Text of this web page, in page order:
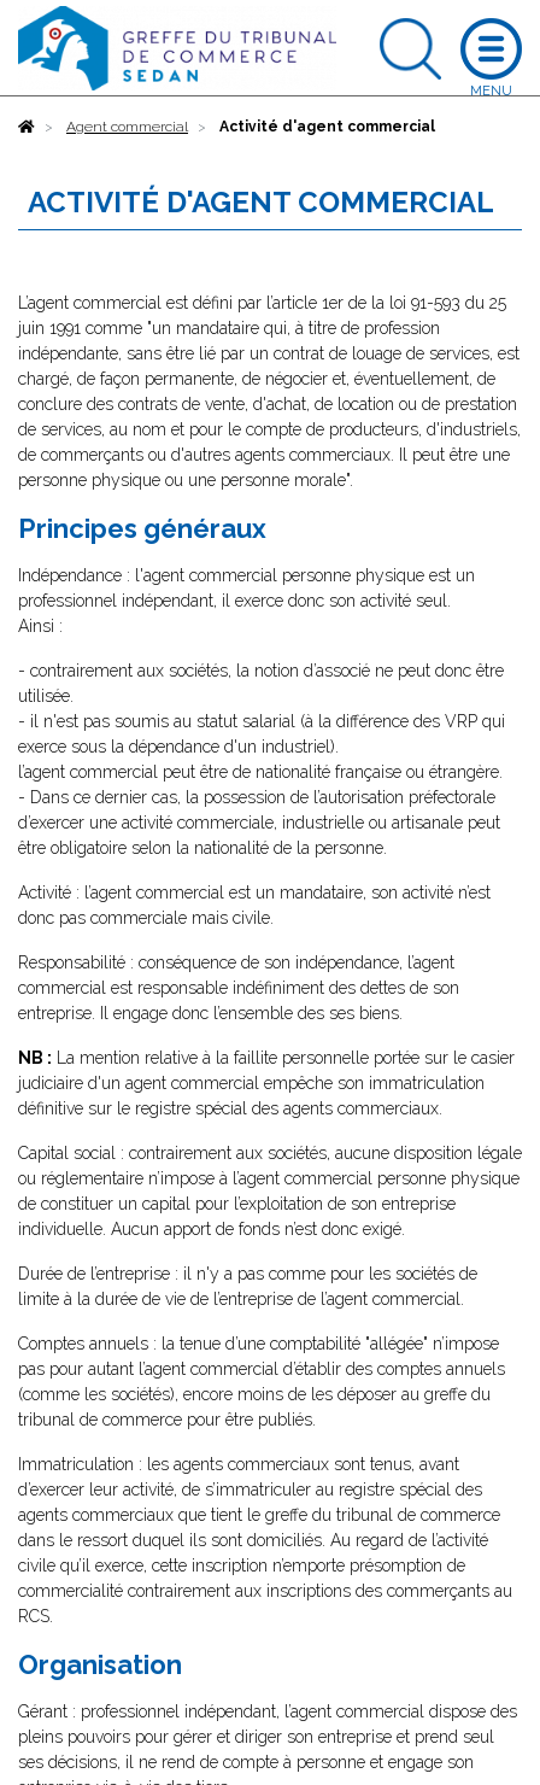
AccueilAgent commercial Activité d'agent commercial
ACTIVITÉ D'AGENT COMMERCIAL
L’agent commercial est défini par l’article 1er de la loi 91-593 du 25
juin 1991 comme "un mandataire qui, à titre de profession
indépendante, sans être lié par un contrat de louage de services, est
chargé, de façon permanente, de négocier et, éventuellement, de
conclure des contrats de vente, d'achat, de location ou de prestation
de services, au nom et pour le compte de producteurs, d'industriels,
de commerçants ou d'autres agents commerciaux. Il peut être une
personne physique ou une personne morale".
Principes généraux
Indépendance : l'agent commercial personne physique est un
professionnel indépendant, il exerce donc son activité seul.
Ainsi :
- contrairement aux sociétés, la notion d’associé ne peut donc être
utilisée.
- il n'est pas soumis au statut salarial (à la différence des VRP qui
exerce sous la dépendance d'un industriel).
l’agent commercial peut être de nationalité française ou étrangère.
- Dans ce dernier cas, la possession de l’autorisation préfectorale
d’exercer une activité commerciale, industrielle ou artisanale peut
être obligatoire selon la nationalité de la personne.
Activité : l’agent commercial est un mandataire, son activité n’est
donc pas commerciale mais civile.
Responsabilité : conséquence de son indépendance, l’agent
commercial est responsable indéfiniment des dettes de son
entreprise. Il engage donc l’ensemble des ses biens.
NB : La mention relative à la faillite personnelle portée sur le casier
judiciaire d'un agent commercial empêche son immatriculation
définitive sur le registre spécial des agents commerciaux.
Capital social : contrairement aux sociétés, aucune disposition légale
ou réglementaire n’impose à l’agent commercial personne physique
de constituer un capital pour l’exploitation de son entreprise
individuelle. Aucun apport de fonds n’est donc exigé.
Durée de l’entreprise : il n'y a pas comme pour les sociétés de
limite à la durée de vie de l’entreprise de l’agent commercial.
Comptes annuels : la tenue d’une comptabilité "allégée" n’impose
pas pour autant l’agent commercial d’établir des comptes annuels
(comme les sociétés), encore moins de les déposer au greffe du
tribunal de commerce pour être publiés.
Immatriculation : les agents commerciaux sont tenus, avant
d’exercer leur activité, de s’immatriculer au registre spécial des
agents commerciaux que tient le greffe du tribunal de commerce
dans le ressort duquel ils sont domiciliés. Au regard de l’activité
civile qu’il exerce, cette inscription n’emporte présomption de
commercialité contrairement aux inscriptions des commerçants au
RCS.
Organisation
Gérant : professionnel indépendant, l’agent commercial dispose des
pleins pouvoirs pour gérer et diriger son entreprise et prend seul
ses décisions, il ne rend de compte à personne et engage son